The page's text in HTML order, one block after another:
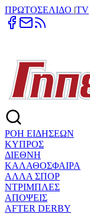
ΠΡΩΤΟΣΕΛΙΔΟ |TV
ΡΟΗ ΕΙΔΗΣΕΩΝ
ΚΥΠΡΟΣ
ΔΙΕΘΝΗ
ΚΑΛΑΘΟΣΦΑΙΡΑ
ΑΛΛΑ ΣΠΟΡ
ΝΤΡΙΜΠΛΕΣ
ΑΠΟΨΕΙΣ
AFTER DERBY